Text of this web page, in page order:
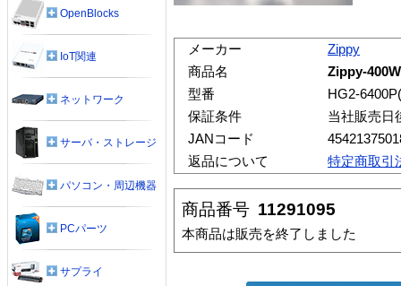
メーカー
Zippy
商品名
Zippy-
型番
HG2-
保証条件
当社販売日
JANコード
返品について
特定商取引
商品番号 11291095
本商品は販売を終了しました
OpenBlocks
IoT関連
ネットワーク
サーバ・ストレージ
パソコン・周辺機器
PCパーツ
サプライ